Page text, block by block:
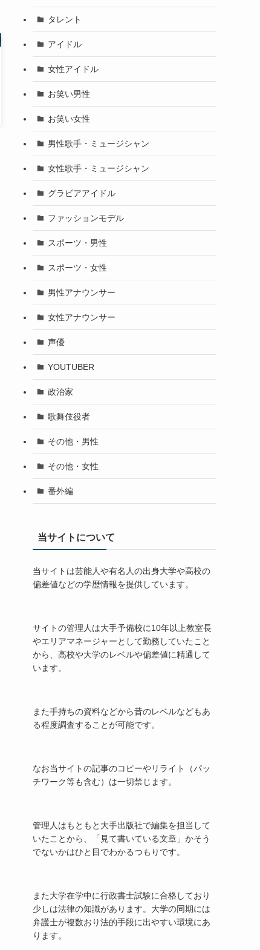
タレント
アイドル
女性アイドル
お笑い男性
お笑い女性
男性歌手・ミュージシャン
女性歌手・ミュージシャン
グラビアアイドル
ファッションモデル
スポーツ・男性
スポーツ・女性
男性アナウンサー
女性アナウンサー
声優
YOUTUBER
政治家
歌舞伎役者
その他・男性
その他・女性
番外編
当サイトについて
当サイトは芸能人や有名人の出身大学や高校の
偏差値などの学歴情報を提供しています。
サイトの管理人は大手予備校に10年以上教室長
やエリアマネージャーとして勤務していたこと
から、高校や大学のレベルや偏差値に精通して
います。
また手持ちの資料などから昔のレベルなどもあ
る程度調査することが可能です。
なお当サイトの記事のコピーやリライト（パッ
チワーク等も含む）は一切禁じます。
管理人はもともと大手出版社で編集を担当して
いたことから、「見て書いている文章」かそう
でないかはひと目でわかるつもりです。
また大学在学中に行政書士試験に合格しており
少しは法律の知識があります。大学の同期には
弁護士が複数おり法的手段に出やすい環境にあ
ります。